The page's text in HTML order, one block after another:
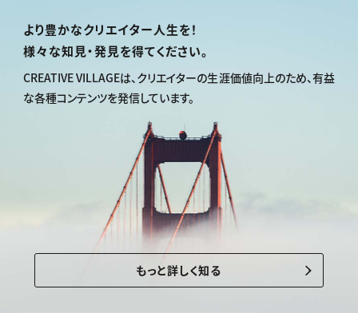
より豊かなクリエイター人生を！
様々な知見・発見を得てください。
CREATIVE VILLAGEは、 クリエイターの生涯価値向上のため、有益
な各種コンテンツを発信しています。
もっと詳しく知る